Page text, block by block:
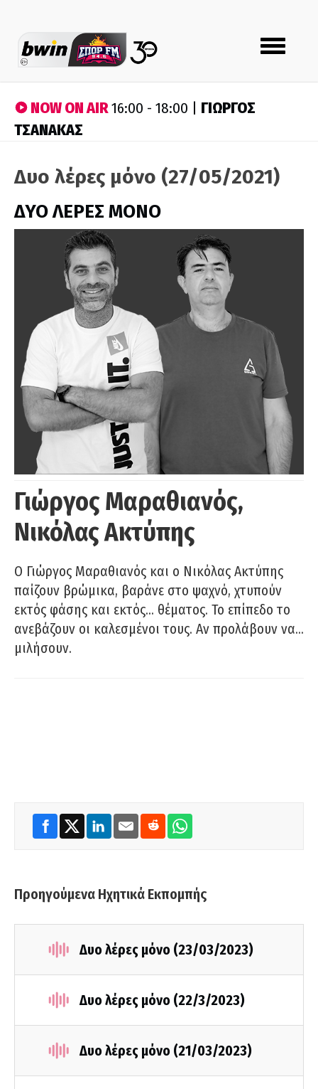
Toggle
navigation
NOW ON AIR16:00 - 18:00 | ΓΙΩΡΓΟΣ
ΤΣΑΝΑΚΑΣ
Δυο λέρες μόνο (27/05/2021)
ΔΥΟ ΛΕΡΕΣ ΜΟΝΟ
Γιώργος Μαραθιανός,
Νικόλας Ακτύπης
Ο Γιώργος Μαραθιανός και ο Νικόλας Ακτύπης
παίζουν βρώμικα, βαράνε στο ψαχνό, χτυπούν
εκτός φάσης και εκτός… θέματος. Το επίπεδο το
ανεβάζουν οι καλεσμένοι τους. Αν προλάβουν να…
μιλήσουν.
Προηγούμενα Ηχητικά Εκπομπής
Δυο λέρες μόνο (23/03/2023)
Δυο λέρες μόνο (22/3/2023)
Δυο λέρες μόνο (21/03/2023)